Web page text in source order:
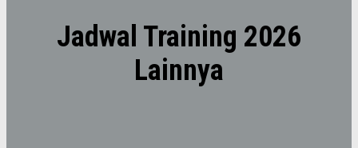
Jadwal Training 2026
Lainnya